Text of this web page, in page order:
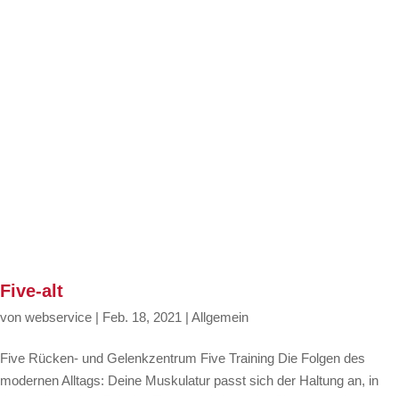
Five-alt
von webservice | Feb. 18, 2021 | Allgemein
Five Rücken- und Gelenkzentrum Five Training Die Folgen des
modernen Alltags: Deine Muskulatur passt sich der Haltung an, in